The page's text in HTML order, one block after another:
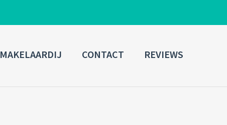
Username
MAKELAARDIJ CONTACT REVIEWS